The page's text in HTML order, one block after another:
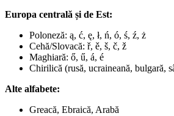
Europa centrală și de Est:
Poloneză: ą, ć, ę, ł, ń, ó, ś, ź, ż
Cehă/Slovacă: ř, ě, š, č, ž
Maghiară: ő, ű, á, é
Chirilică (rusă, ucraineană, bulgară,
Alte alfabete:
Greacă, Ebraică, Arabă